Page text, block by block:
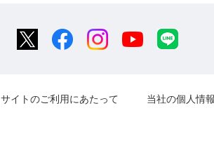
サイトのご利用にあたって 当社の個人情